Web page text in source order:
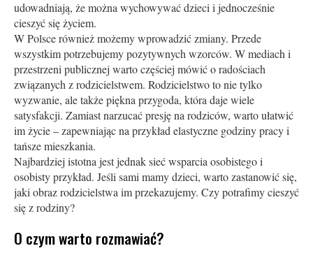
udowadniają, że można wychowywać dzieci i jednocześnie
cieszyć się życiem.
W Polsce również możemy wprowadzić zmiany. Przede
wszystkim potrzebujemy pozytywnych wzorców. W mediach i
przestrzeni publicznej warto częściej mówić o radościach
związanych z rodzicielstwem. Rodzicielstwo to nie tylko
wyzwanie, ale także piękna przygoda, która daje wiele
satysfakcji. Zamiast narzucać presję na rodziców, warto ułatwić
im życie – zapewniając na przykład elastyczne godziny pracy i
tańsze mieszkania.
Najbardziej istotna jest jednak sieć wsparcia osobistego i
osobisty przykład. Jeśli sami mamy dzieci, warto zastanowić się,
jaki obraz rodzicielstwa im przekazujemy. Czy potrafimy cieszyć
się z rodziny?
O czym warto rozmawiać?